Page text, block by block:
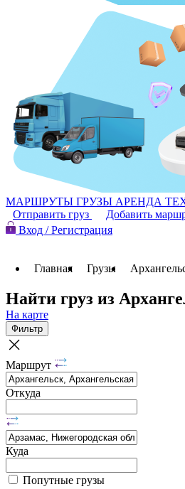
МАРШРУТЫ ГРУЗЫ АРЕНДА
Отправить груз
Добавить
Вход / Регистрация
Главная Грузы
Найти груз из
На карте
Фильтр
Маршрут
Откуда
Куда
Попутные грузы